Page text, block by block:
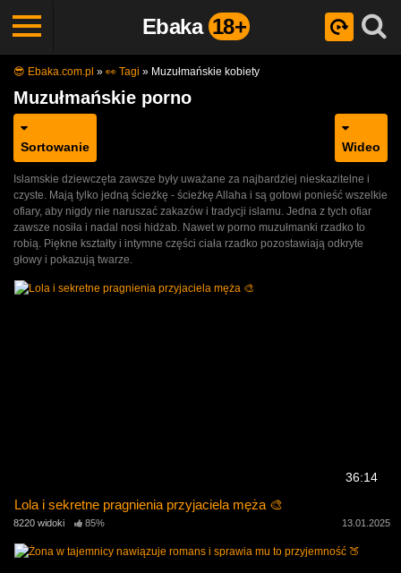
Ebaka 18+
😎 Ebaka.com.pl » 👀 Tagi » Muzułmańskie kobiety
Muzułmańskie porno
Sortowanie Wideo
Islamskie dziewczęta zawsze były uważane za najbardziej nieskazitelne i
czyste. Mają tylko jedną ścieżkę - ścieżkę Allaha i są gotowi ponieść wszelkie
ofiary, aby nigdy nie naruszać zakazów i tradycji islamu. Jedna z tych ofiar
zawsze nosiła i nadal nosi hidżab. Nawet w porno muzułmanki rzadko to
robią. Piękne kształty i intymne części ciała rzadko pozostawiają odkryte
głowy i pokazują twarze.
36:14
Lola i sekretne pragnienia przyjaciela męża 🎨
8220 widoki 85% 13.01.2025